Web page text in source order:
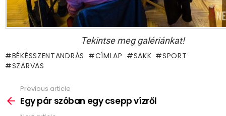
Tekintse meg galériánkat!
BÉKÉSSZENTANDRÁS CÍMLAP SAKK
SPORT
SZARVAS
more
Previous article
Egy pár szóban egy csepp vízről